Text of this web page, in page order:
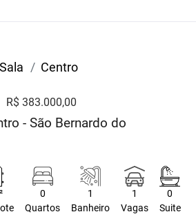
Sala Centro
R$ 383.000,00
- São Bernardo do
0
Quartos
1
Banheiro
1
Vagas
0
Suite